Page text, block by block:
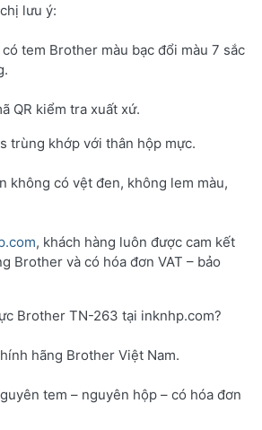
lưu ý:
tem Brother màu bạc đổi màu 7 sắc
QR kiểm tra xuất xứ.
trùng khớp với thân hộp mực.
không có vệt đen, không lem màu,
, khách hàng luôn được cam kết
Brother và có hóa đơn VAT – bảo
Brother TN-263 tại inknhp.com?
hãng Brother Việt Nam.
tem – nguyên hộp – có hóa đơn